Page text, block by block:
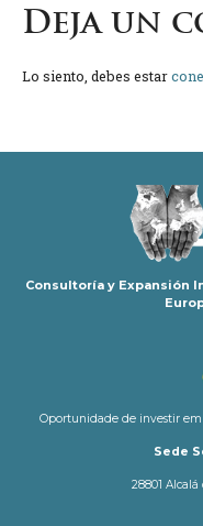
Deja un
Lo siento, debes estar
Consultoría y Expansión
Oportunidade de investir
Sede
28801